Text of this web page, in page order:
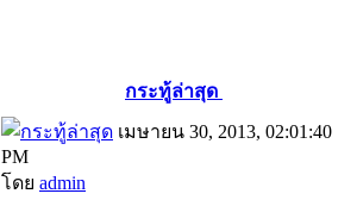
กระทู้ล่าสุด
เมษายน 30, 2013, 02:01:40
PM
โดย admin